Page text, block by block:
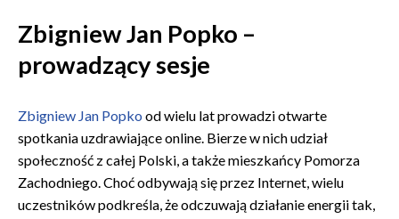
Zbigniew Jan Popko –
prowadzący sesje
Zbigniew Jan Popko od wielu lat prowadzi otwarte
spotkania uzdrawiające online. Bierze w nich udział
społeczność z całej Polski, a także mieszkańcy Pomorza
Zachodniego. Choć odbywają się przez Internet, wielu
uczestników podkreśla, że odczuwają działanie energii tak,